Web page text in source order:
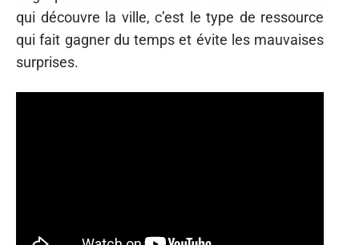
qui découvre la ville, c’est le type de ressource
qui fait gagner du temps et évite les mauvaises
surprises.